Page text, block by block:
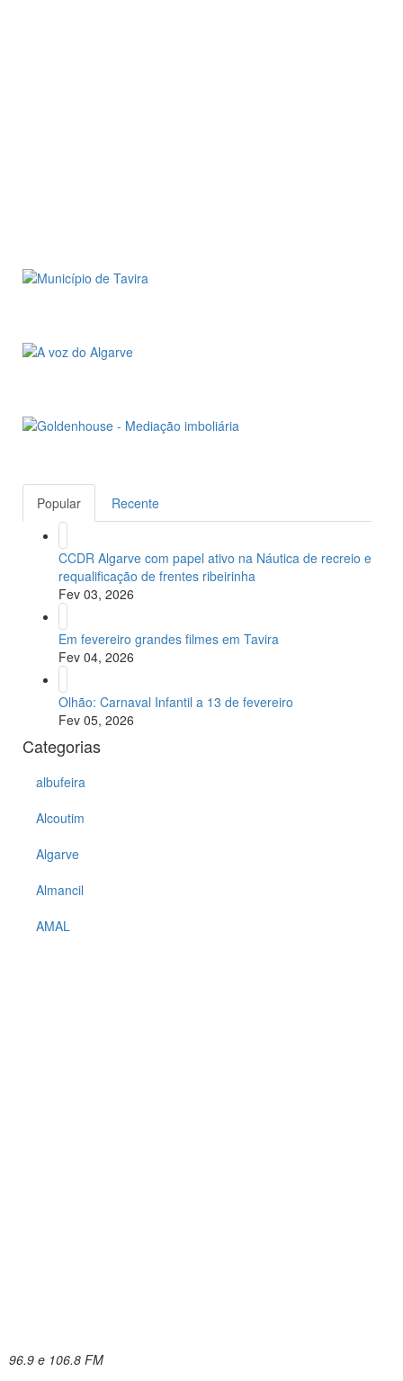
Popular Recente
CCDR Algarve com papel ativo na Náutica de recreio e
requalificação de frentes ribeirinha
Fev 03, 2026
Em fevereiro grandes filmes em Tavira
Fev 04, 2026
Olhão: Carnaval Infantil a 13 de fevereiro
Fev 05, 2026
Categorias
albufeira
Alcoutim
Algarve
Almancil
AMAL
96.9 e 106.8 FM